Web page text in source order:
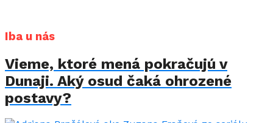
Iba u nás
Vieme, ktoré mená pokračujú v
Dunaji. Aký osud čaká ohrozené
postavy?